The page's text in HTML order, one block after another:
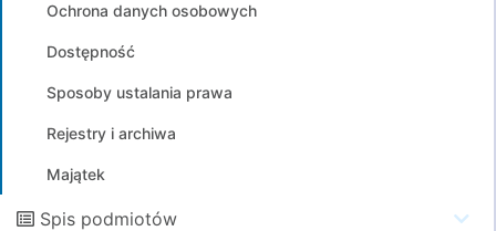
Ochrona danych osobowych
Dostępność
Sposoby ustalania prawa
Rejestry i archiwa
Majątek
Spis podmiotów